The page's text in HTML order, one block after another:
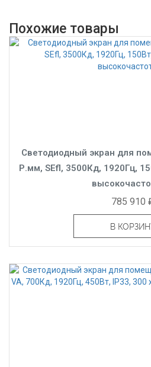
Похожие товары
Светодиодный экран для
Р.мм, SEfl, 3500Кд, 1920Гц,
785 910
В